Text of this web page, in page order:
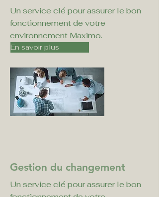
Un service clé pour assurer le bon
fonctionnement de votre
environnement Maximo.
En savoir plus
Gestion du changement
Un service clé pour assurer le bon